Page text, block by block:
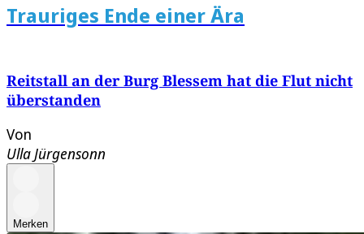
Trauriges Ende einer Ära
Reitstall an der Burg Blessem hat die Flut nicht
überstanden
Von
Ulla Jürgensonn
Merken